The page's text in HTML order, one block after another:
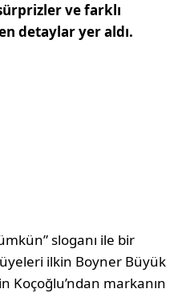
ve farklı
detaylar yer aldı.
sloganı ile bir
ilkin Boyner Büyük
Koçoğlu’ndan markanın